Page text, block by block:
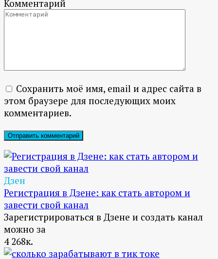
Комментарий
Сохранить моё имя, email и адрес сайта в
этом браузере для последующих моих
комментариев.
Дзен
Регистрация в Дзене: как стать автором и
завести свой канал
Зарегистрироваться в Дзене и создать канал
можно за
4 268к.